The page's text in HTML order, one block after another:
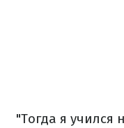
"Тогда я учился